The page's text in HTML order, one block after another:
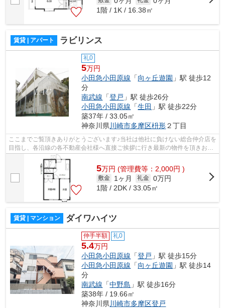
1階 / 1K / 16.38㎡
賃貸 | アパート ラビリンス
礼0
5万円
小田急小田原線 「向ヶ丘遊園 」駅 徒歩12
分
南武線 「登戸 」駅 徒歩26分
小田急小田原線 「生田 」駅 徒歩22分
築37年 / 33.05㎡
神奈川県 川崎市多摩区枡形２丁目
ここまでご覧頂きありがとうございます♪当社は他社に負けない総合仲介店を
目指し、各沿線の各不動産会社様へ直接ご挨拶に行き最新の物件を頂きお客
様へ提供しております！最新の情報は...
5万円 (管理費等：2,000円 )
敷金 1ヶ月 礼金 0万円
1階 / 2DK / 33.05㎡
賃貸 | マンション ダイワハイツ
仲手半額 礼0
5.4万円
小田急小田原線 「登戸 」駅 徒歩15分
小田急小田原線 「向ヶ丘遊園 」駅 徒歩14
分
南武線 「中野島 」駅 徒歩16分
築38年 / 19.66㎡
神奈川県 川崎市多摩区登戸